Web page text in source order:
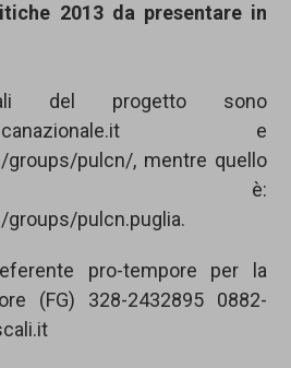
2013 da presentare in
del progetto sono
e
groups/pulcn/, mentre quello
è:
pulcn.puglia.
pro-tempore per la
(FG) 328-2432895 0882-